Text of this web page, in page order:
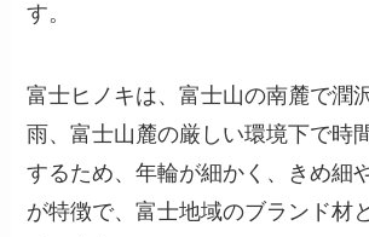
す。
富士ヒノキは、富士山の南麓で潤
雨、富士山麓の厳しい環境下で時
するため、年輪が細かく、きめ細
が特徴で、富士地域のブランド材